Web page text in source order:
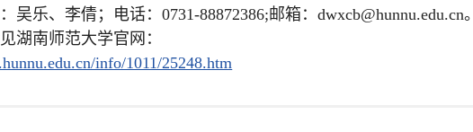
吴乐、李倩；电话：0731-88872386;邮箱：dwxcb@hunnu.edu.cn。
湖南师范大学官网：
info/1011/25248.htm